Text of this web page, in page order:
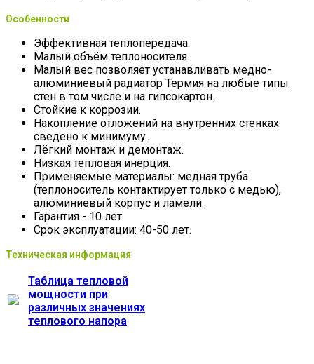
Особенности
Эффективная теплопередача.
Малый объём теплоносителя.
Малый вес позволяет устанавливать медно-
алюминиевый радиатор Термия на любые типы
стен в том числе и на гипсокартон.
Стойкие к коррозии.
Накопление отложений на внутренних стенках
сведено к минимуму.
Лёгкий монтаж и демонтаж.
Низкая тепловая инерция.
Применяемые материалы: медная труба
(теплоноситель контактирует только с медью),
алюминиевый корпус и ламели.
Гарантия - 10 лет.
Срок эксплуатации: 40-50 лет.
Техническая информация
Таблица тепловой
мощности при
различных значениях
теплового напора